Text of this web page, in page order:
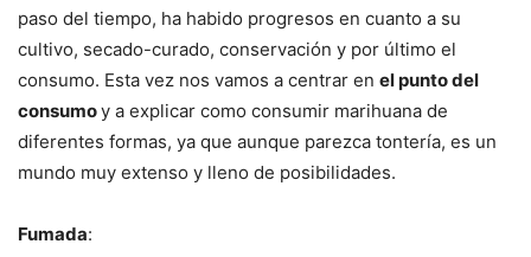
paso del tiempo, ha habido progresos en cuanto a su
cultivo, secado-curado, conservación y por último el
consumo. Esta vez nos vamos a centrar en el punto del
consumoy a explicar como consumir marihuana de
diferentes formas, ya que aunque parezca tontería, es un
mundo muy extenso y lleno de posibilidades.
Fumada: